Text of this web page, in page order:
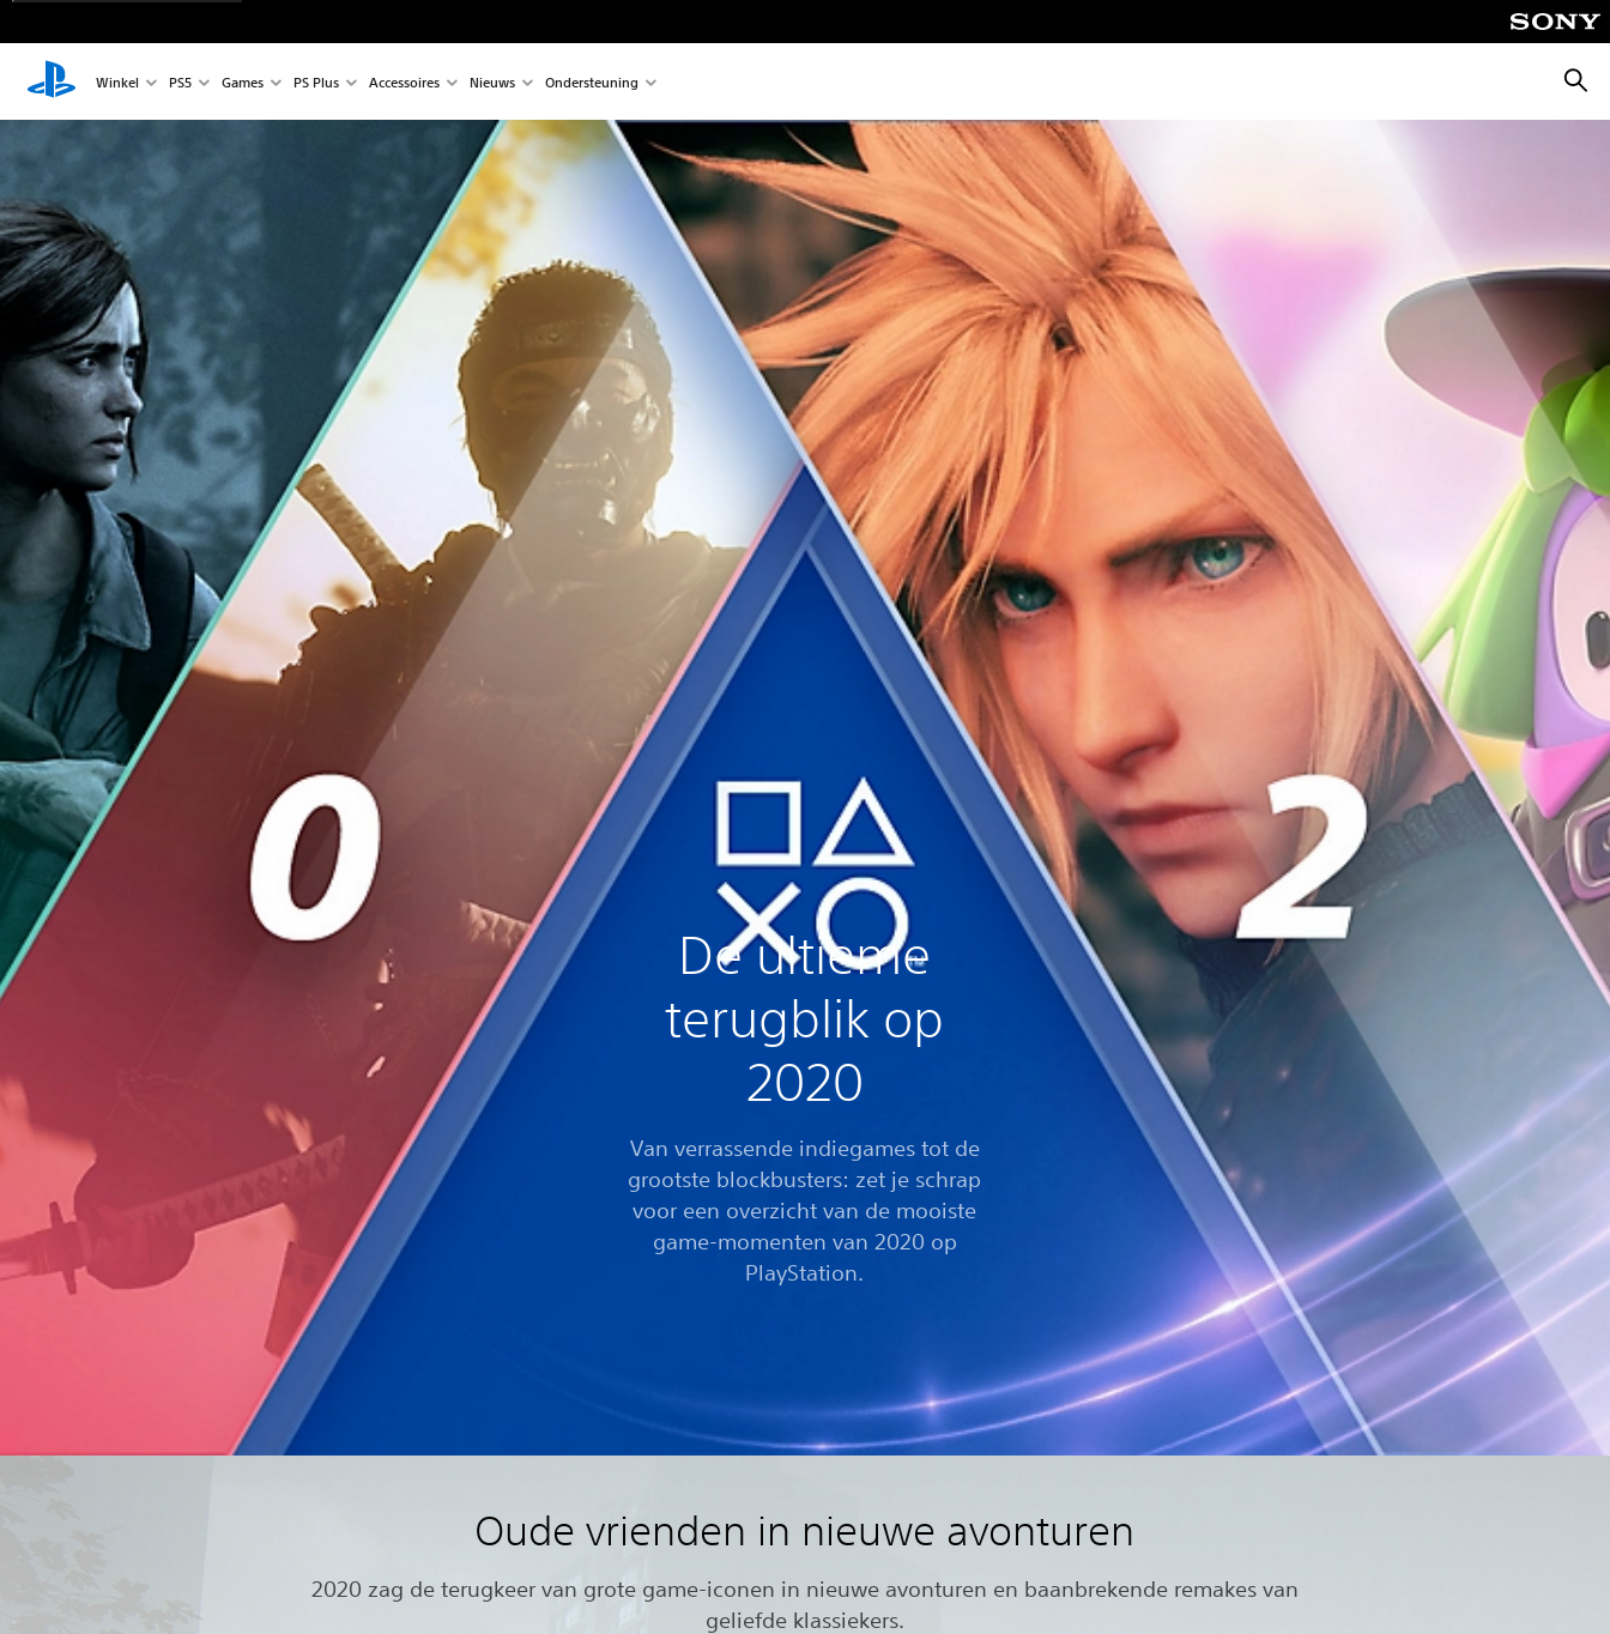
Winkel PS5 Games PS Plus Accessoires Nieuws Ondersteuning
De ultieme
terugblik op
2020
Van verrassende indiegames tot de
grootste blockbusters: zet je schrap
voor een overzicht van de mooiste
game-momenten van 2020 op
PlayStation.
Oude vrienden in nieuwe avonturen
2020 zag de terugkeer van grote game-iconen in nieuwe avonturen en baanbrekende remakes van
geliefde klassiekers.